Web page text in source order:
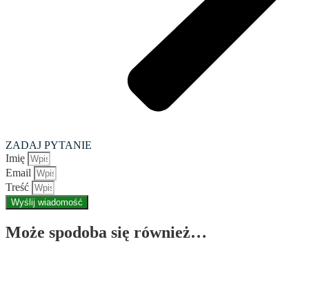
ZADAJ PYTANIE
Imię
Email
Treść
Wyślij wiadomość
Może spodoba się również…